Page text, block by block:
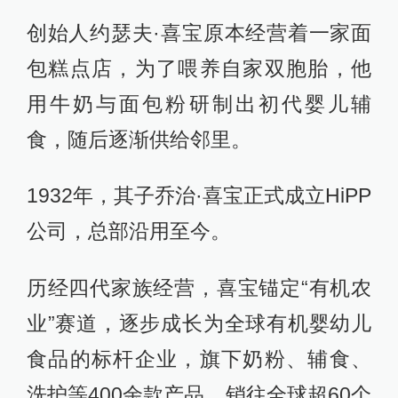
创始人约瑟夫·喜宝原本经营着一家面
包糕点店，为了喂养自家双胞胎，他
用牛奶与面包粉研制出初代婴儿辅
食，随后逐渐供给邻里。
1932年，其子乔治·喜宝正式成立HiPP
公司，总部沿用至今。
历经四代家族经营，喜宝锚定“有机农
业”赛道，逐步成长为全球有机婴幼儿
食品的标杆企业，旗下奶粉、辅食、